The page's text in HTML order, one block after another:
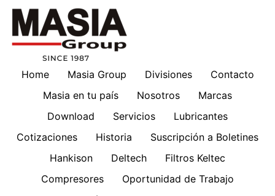
Home Masia Group Divisiones
Contacto
Masia en tu país
Nosotros
Marcas
Download
Servicios
Lubricantes
Cotizaciones
Historia
Suscripción a Boletines
Hankison
Deltech
Filtros Keltec
Compresores
Oportunidad de Trabajo